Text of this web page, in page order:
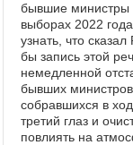
бывшие министры
выборах 2022
узнать, что
бы запись этой
немедленной
бывших
собравшихся в
третий глаз и
повлиять на